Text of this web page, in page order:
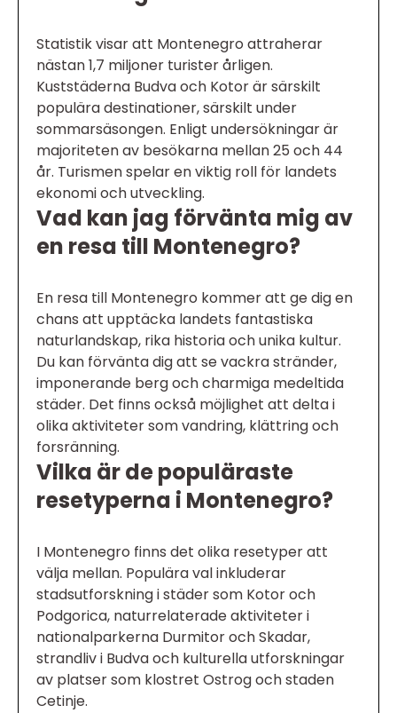
Statistik visar att Montenegro attraherar
nästan 1,7 miljoner turister årligen.
Kuststäderna Budva och Kotor är särskilt
populära destinationer, särskilt under
sommarsäsongen. Enligt undersökningar är
majoriteten av besökarna mellan 25 och 44
år. Turismen spelar en viktig roll för landets
ekonomi och utveckling.
Vad kan jag förvänta mig av
en resa till Montenegro?
En resa till Montenegro kommer att ge dig en
chans att upptäcka landets fantastiska
naturlandskap, rika historia och unika kultur.
Du kan förvänta dig att se vackra stränder,
imponerande berg och charmiga medeltida
städer. Det finns också möjlighet att delta i
olika aktiviteter som vandring, klättring och
forsränning.
Vilka är de populäraste
resetyperna i Montenegro?
I Montenegro finns det olika resetyper att
välja mellan. Populära val inkluderar
stadsutforskning i städer som Kotor och
Podgorica, naturrelaterade aktiviteter i
nationalparkerna Durmitor och Skadar,
strandliv i Budva och kulturella utforskningar
av platser som klostret Ostrog och staden
Cetinje.